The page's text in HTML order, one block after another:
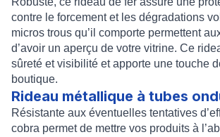
contre le forcement et les dégradations
micros trous qu’il comporte permettent
d’avoir un aperçu de votre vitrine. Ce
sûreté et visibilité et apporte une touche
boutique.
Rideau métallique à tubes
Résistante aux éventuelles tentatives
cobra permet de mettre vos produits à